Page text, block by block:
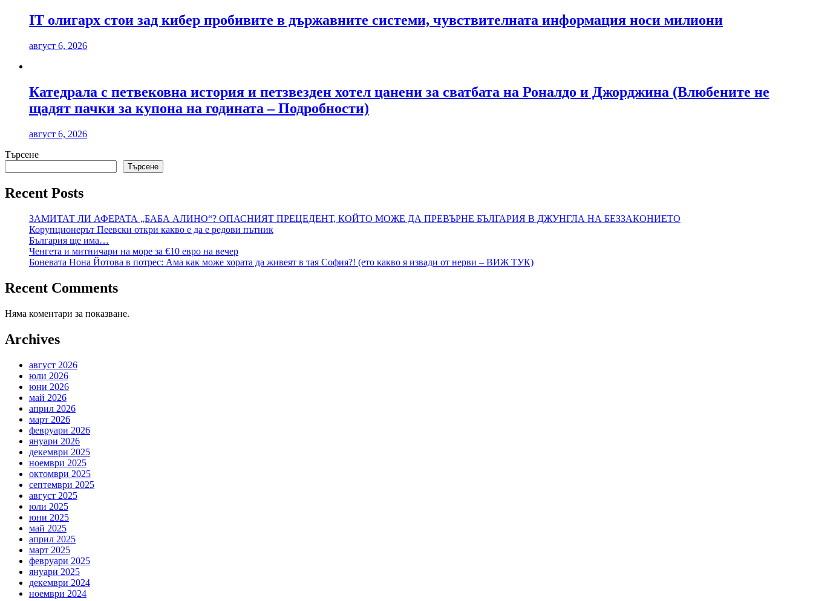
IT олигарх стои зад кибер пробивите в държавните системи, чувствителната информация носи милиони
август 6, 2026
Катедрала с петвековна история и петзвезден хотел цанени за сватбата на Роналдо и Джорджина (Влюбените не
щадят пачки за купона на годината – Подробности)
август 6, 2026
Търсене
Търсене
Recent Posts
ЗАМИТАТ ЛИ АФЕРАТА „БАБА АЛИНО“? ОПАСНИЯТ ПРЕЦЕДЕНТ, КОЙТО МОЖЕ ДА ПРЕВЪРНЕ БЪЛГАРИЯ В ДЖУНГЛА НА БЕЗЗАКОНИЕТО
Корупционерът Пеевски откри какво е да е редови пътник
България ще има…
Ченгета и митничари на море за €10 евро на вечер
Боневата Нона Йотова в потрес: Ама как може хората да живеят в тая София?! (ето какво я извади от нерви – ВИЖ ТУК)
Recent Comments
Няма коментари за показване.
Archives
август 2026
юли 2026
юни 2026
май 2026
април 2026
март 2026
февруари 2026
януари 2026
декември 2025
ноември 2025
октомври 2025
септември 2025
август 2025
юли 2025
юни 2025
май 2025
април 2025
март 2025
февруари 2025
януари 2025
декември 2024
ноември 2024